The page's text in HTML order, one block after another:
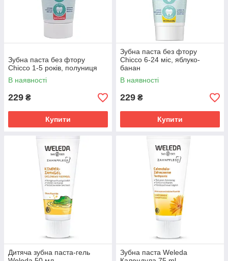
Зубна паста без фтору
Chicco 1-5 років, полуниця
В наявності
229 ₴
Купити
Зубна паста без фтору
Chicco 6-24 міс, яблуко-
банан
В наявності
229 ₴
Купити
Дитяча зубна паста-гель
Зубна паста Weleda